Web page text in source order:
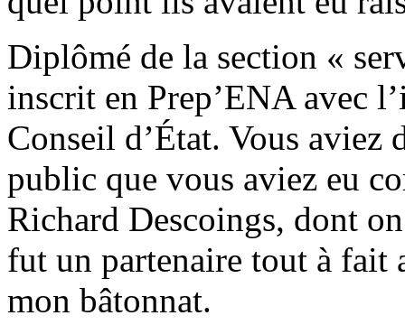
Diplômé de la section «
inscrit en Prep’ENA avec
Conseil d’État. Vous aviez
public que vous aviez eu
Richard Descoings, dont
fut un partenaire tout à fait
mon bâtonnat.